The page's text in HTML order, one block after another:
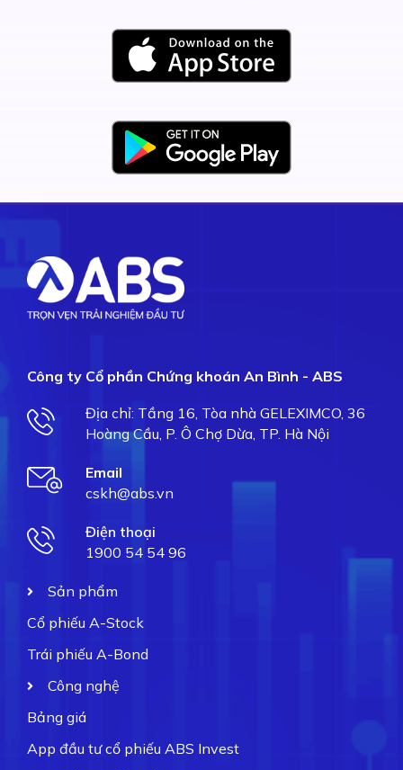
Công ty Cổ phần Chứng khoán An Bình - ABS
Địa chỉ: Tầng 16, Tòa nhà GELEXIMCO, 36
Hoàng Cầu, P. Ô Chợ Dừa, TP. Hà Nội
Email
cskh@abs.vn
Điện thoại
1900 54 54 96
Sản phẩm
Cổ phiếu A-Stock
Trái phiếu A-Bond
Công nghệ
Bảng giá
App đầu tư cổ phiếu ABS Invest